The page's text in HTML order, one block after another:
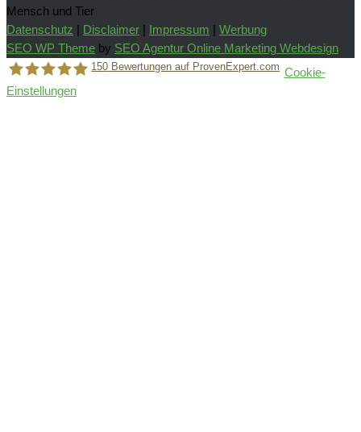
Mensch und Tier
Datenschutz
Disclaimer Impressum
Werbung
SEO WP Theme by SEO Agentur Online Marketing Webdesign
150 Bewertungen auf ProvenExpert.com Cookie-
Einstellungen